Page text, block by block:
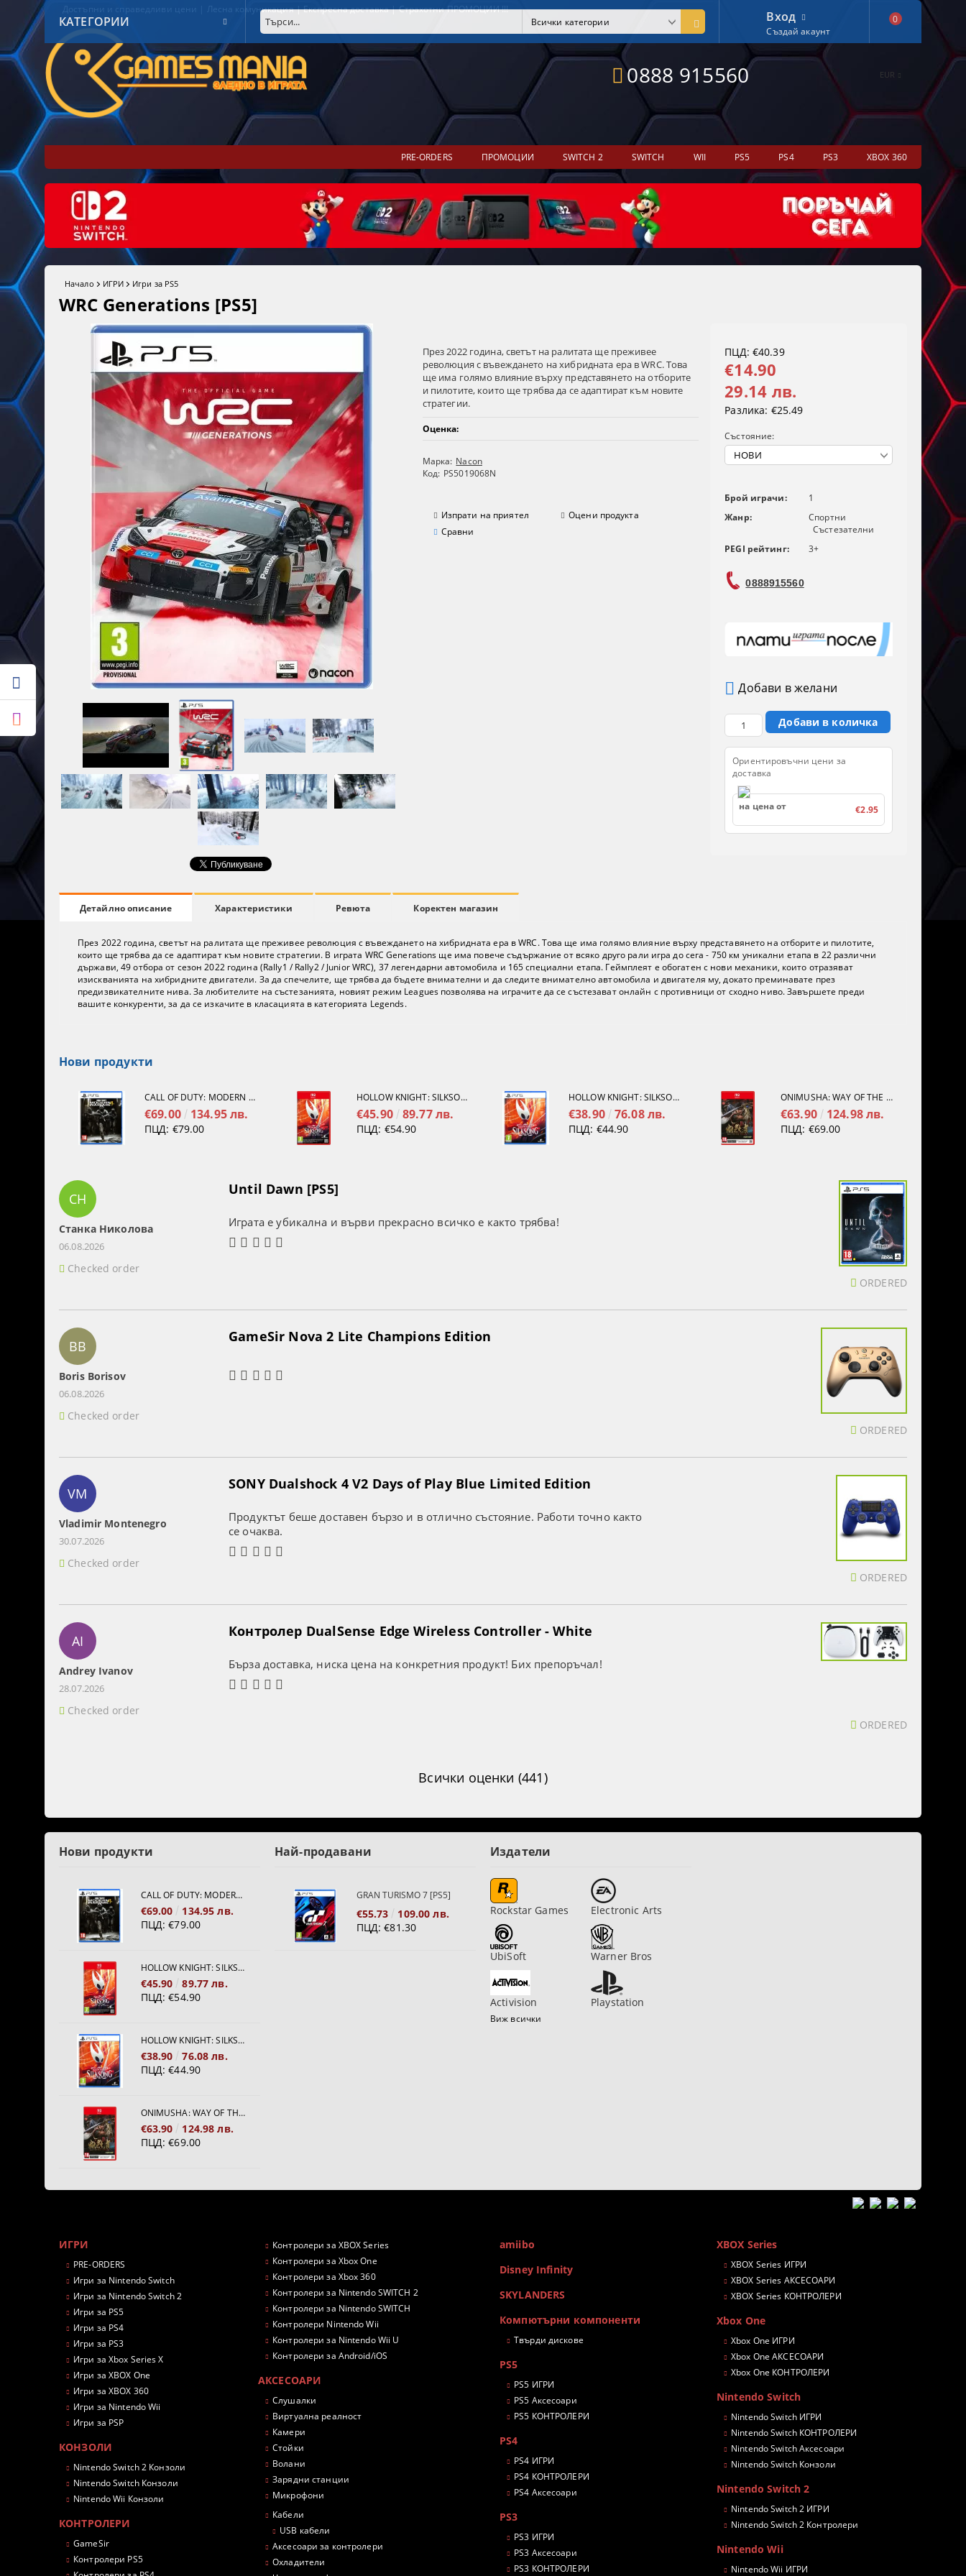
Достъпни и справедливи цени | Лесна комуникация | Експресна доставка | Страхотни ПРОМОЦИИ !!!
0888 915560 EUR
КАТЕГОРИИ Вход
Създай акаунт
0
PRE-ORDERS ПРОМОЦИИ SWITCH 2 SWITCH WII PS5 PS4 PS3 XBOX 360
Начало ИГРИ Игри за PS5
WRC Generations [PS5]
През 2022 година, светът на ралитата ще преживее
революция с въвеждането на хибридната ера в WRC. Това
ще има голямо влияние върху представянето на отборите
и пилотите, които ще трябва да се адаптират към новите
стратегии.
Оценка:
Марка: Nacon
Код: PS5019068N
Изпрати на приятел
Оцени продукта
Сравни
ПЦД: €40.39
€14.90
29.14 лв.
Разлика: €25.49
Състояние:
Брой играчи:
1
Жанр:
Спортни
Състезателни
PEGI рейтинг:
3+
0888915560
Добави в желани
Ориентировъчни цени за
доставка
на цена от €2.95
Детайлно описание Характеристики Ревюта Коректен магазин
През 2022 година, светът на ралитата ще преживее революция с въвеждането на хибридната ера в WRC. Това ще има голямо влияние върху представянето на отборите и пилотите,
които ще трябва да се адаптират към новите стратегии. В играта WRC Generations ще има повече съдържание от всяко друго рали игра до сега - 750 км уникални етапа в 22 различни
държави, 49 отбора от сезон 2022 година (Rally1 / Rally2 / Junior WRC), 37 легендарни автомобила и 165 специални етапа. Геймплеят е обогатен с нови механики, които отразяват
изискванията на хибридните двигатели. За да спечелите, ще трябва да бъдете внимателни и да следите внимателно автомобила и двигателя му, докато преминавате през
предизвикателните нива. За любителите на състезанията, новият режим Leagues позволява на играчите да се състезават онлайн с противници от сходно ниво. Завършете преди
вашите конкуренти, за да се изкачите в класацията в категорията Legends.
Нови продукти
CALL OF DUTY: MODERN WARFARE 4[PS5]
€69.00 134.95 лв.
ПЦД: €79.00
HOLLOW KNIGHT: SILKSONG [NINTENDO SWITCH 2]
€45.90 89.77 лв.
ПЦД: €54.90
HOLLOW KNIGHT: SILKSONG [PS5]
€38.90 76.08 лв.
ПЦД: €44.90
ONIMUSHA: WAY OF THE SWORD [NINTENDO SWITCH 2]
€63.90 124.98 лв.
ПЦД: €69.00
СН
Станка Николова
06.08.2026
Checked order
Until Dawn [PS5]
Играта е убикална и върви прекрасно всичко е както трябва!
ORDERED
BB
Boris Borisov
06.08.2026
Checked order
GameSir Nova 2 Lite Champions Edition
ORDERED
VM
Vladimir Montenegro
30.07.2026
Checked order
SONY Dualshock 4 V2 Days of Play Blue Limited Edition
Продуктът беше доставен бързо и в отлично състояние. Работи точно както
се очаква.
ORDERED
AI
Andrey Ivanov
28.07.2026
Checked order
Контролер DualSense Edge Wireless Controller - White
Бърза доставка, ниска цена на конкретния продукт! Бих препоръчал!
ORDERED
Всички оценки (441)
Нови продукти
CALL OF DUTY: MODERN WARFARE 4[PS5]
€69.00
134.95 лв.
ПЦД: €79.00
HOLLOW KNIGHT: SILKSONG [NINTENDO SWITCH 2]
€45.90
89.77 лв.
ПЦД: €54.90
HOLLOW KNIGHT: SILKSONG [PS5]
€38.90
76.08 лв.
ПЦД: €44.90
ONIMUSHA: WAY OF THE SWORD [NINTENDO SWITCH 2]
€63.90
124.98 лв.
ПЦД: €69.00
Най-продавани
GRAN TURISMO 7 [PS5]
€55.73
109.00 лв.
ПЦД: €81.30
Издатели
Rockstar Games Electronic Arts
UbiSoft Warner Bros
Activision Playstation
Виж всички
ИГРИ
PRE-ORDERS
Игри за Nintendo Switch
Игри за Nintendo Switch 2
Игри за PS5
Игри за PS4
Игри за PS3
Игри за Xbox Series X
Игри за XBOX One
Игри за XBOX 360
Игри за Nintendo Wii
Игри за PSP
КОНЗОЛИ
Nintendo Switch 2 Конзоли
Nintendo Switch Конзоли
Nintendo Wii Конзоли
КОНТРОЛЕРИ
GameSir
Контролери PS5
Контролери за XBOX Series
Контролери за Xbox One
Контролери за Xbox 360
Контролери за Nintendo SWITCH 2
Контролери за Nintendo SWITCH
Контролери Nintendo Wii
Контролери за Nintendo Wii U
Контролери за Android/iOS
АКСЕСОАРИ
Слушалки
Виртуална реалност
Камери
Стойки
Волани
Зарядни станции
Микрофони
Кабели
USB кабели
Аксесоари за контролери
Охладители
amiibo
Disney Infinity
SKYLANDERS
Компютърни компоненти
Твърди дискове
PS5
PS5 ИГРИ
PS5 Аксесоари
PS5 КОНТРОЛЕРИ
PS4
PS4 ИГРИ
PS4 КОНТРОЛЕРИ
PS4 Аксесоари
PS3
PS3 ИГРИ
PS3 Аксесоари
PS3 КОНТРОЛЕРИ
XBOX Series
XBOX Series ИГРИ
XBOX Series АКСЕСОАРИ
XBOX Series КОНТРОЛЕРИ
Xbox One
Xbox One ИГРИ
Xbox One АКСЕСОАРИ
Xbox One КОНТРОЛЕРИ
Nintendo Switch
Nintendo Switch ИГРИ
Nintendo Switch КОНТРОЛЕРИ
Nintendo Switch Аксесоари
Nintendo Switch Конзоли
Nintendo Switch 2
Nintendo Switch 2 ИГРИ
Nintendo Switch 2 Контролери
Nintendo Wii
Nintendo Wii ИГРИ